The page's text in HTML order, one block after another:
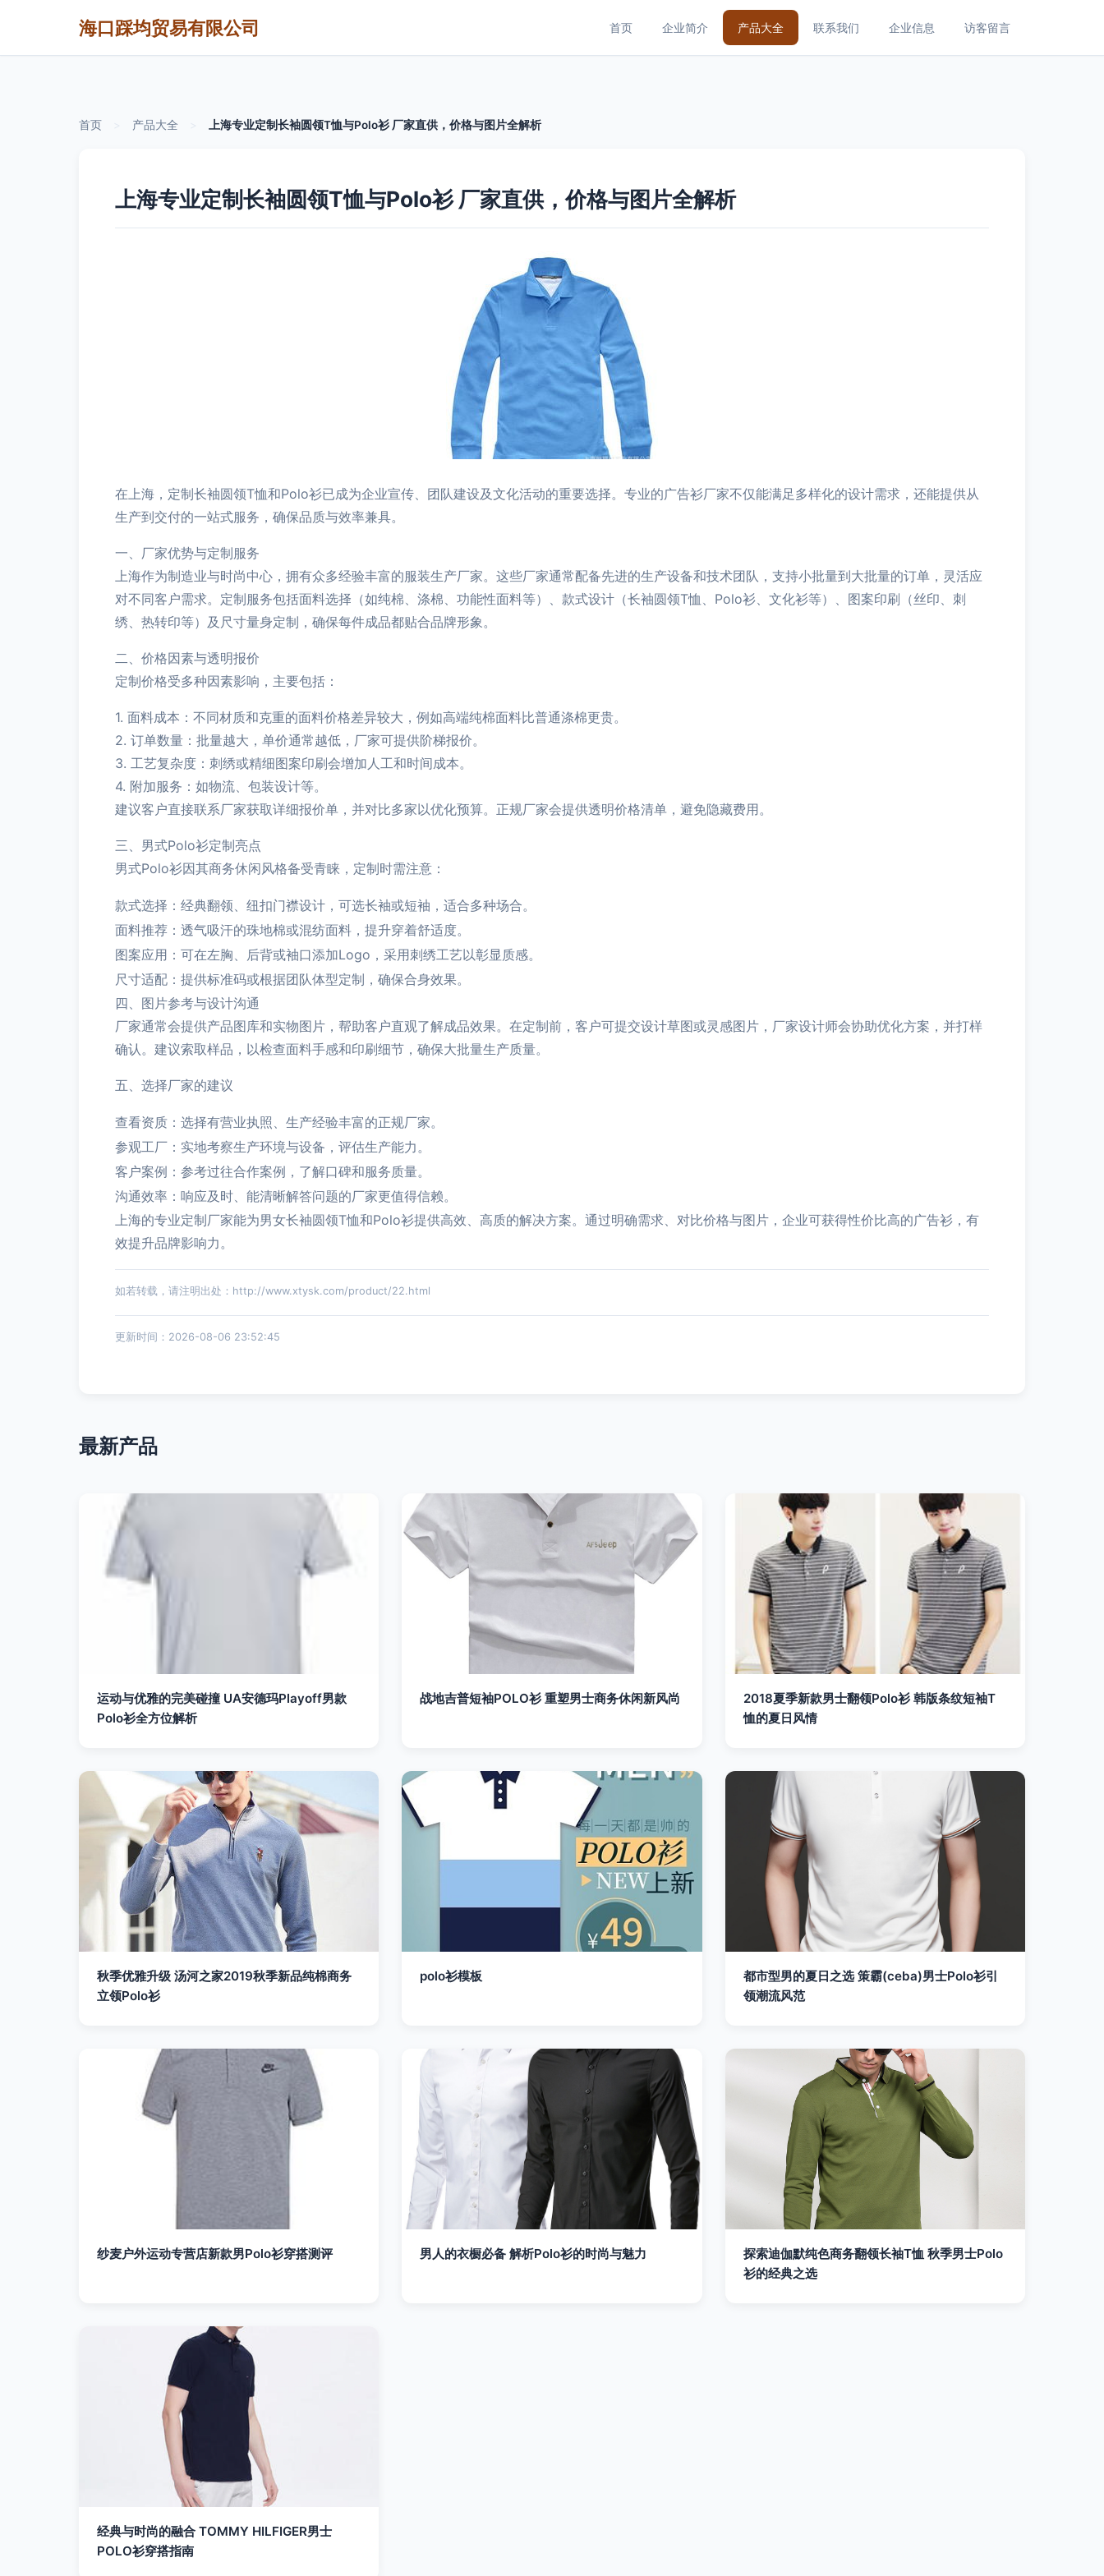
海口踩均贸易有限公司 首页 企业简介 产品大全 联系我们 企业信息 访客留言
首页 产品大全 上海专业定制长袖圆领T恤与Polo衫 厂家直供，价格与图片全解析
上海专业定制长袖圆领T恤与Polo衫 厂家直供，价格与图片全解析
在上海，定制长袖圆领T恤和Polo衫已成为企业宣传、团队建设及文化活动的重要选择。专业的广告衫厂家不仅能满足多样化的设计需求，还能提供从
生产到交付的一站式服务，确保品质与效率兼具。
一、厂家优势与定制服务
上海作为制造业与时尚中心，拥有众多经验丰富的服装生产厂家。这些厂家通常配备先进的生产设备和技术团队，支持小批量到大批量的订单，灵活应
对不同客户需求。定制服务包括面料选择（如纯棉、涤棉、功能性面料等）、款式设计（长袖圆领T恤、Polo衫、文化衫等）、图案印刷（丝印、刺
绣、热转印等）及尺寸量身定制，确保每件成品都贴合品牌形象。
二、价格因素与透明报价
定制价格受多种因素影响，主要包括：
1. 面料成本：不同材质和克重的面料价格差异较大，例如高端纯棉面料比普通涤棉更贵。
2. 订单数量：批量越大，单价通常越低，厂家可提供阶梯报价。
3. 工艺复杂度：刺绣或精细图案印刷会增加人工和时间成本。
4. 附加服务：如物流、包装设计等。
建议客户直接联系厂家获取详细报价单，并对比多家以优化预算。正规厂家会提供透明价格清单，避免隐藏费用。
三、男式Polo衫定制亮点
男式Polo衫因其商务休闲风格备受青睐，定制时需注意：
款式选择：经典翻领、纽扣门襟设计，可选长袖或短袖，适合多种场合。
面料推荐：透气吸汗的珠地棉或混纺面料，提升穿着舒适度。
图案应用：可在左胸、后背或袖口添加Logo，采用刺绣工艺以彰显质感。
尺寸适配：提供标准码或根据团队体型定制，确保合身效果。
四、图片参考与设计沟通
厂家通常会提供产品图库和实物图片，帮助客户直观了解成品效果。在定制前，客户可提交设计草图或灵感图片，厂家设计师会协助优化方案，并打样
确认。建议索取样品，以检查面料手感和印刷细节，确保大批量生产质量。
五、选择厂家的建议
查看资质：选择有营业执照、生产经验丰富的正规厂家。
参观工厂：实地考察生产环境与设备，评估生产能力。
客户案例：参考过往合作案例，了解口碑和服务质量。
沟通效率：响应及时、能清晰解答问题的厂家更值得信赖。
上海的专业定制厂家能为男女长袖圆领T恤和Polo衫提供高效、高质的解决方案。通过明确需求、对比价格与图片，企业可获得性价比高的广告衫，有
效提升品牌影响力。
如若转载，请注明出处：http://www.xtysk.com/product/22.html
更新时间：2026-08-06 23:52:45
最新产品
运动与优雅的完美碰撞 UA安德玛Playoff男款
Polo衫全方位解析
战地吉普短袖POLO衫 重塑男士商务休闲新风尚
2018夏季新款男士翻领Polo衫 韩版条纹短袖T
恤的夏日风情
秋季优雅升级 汤河之家2019秋季新品纯棉商务
立领Polo衫
polo衫模板
都市型男的夏日之选 策霸(ceba)男士Polo衫引
领潮流风范
纱麦户外运动专营店新款男Polo衫穿搭测评 男人的衣橱必备 解析Polo衫的时尚与魅力
探索迪伽默纯色商务翻领长袖T恤 秋季男士Polo
衫的经典之选
经典与时尚的融合 TOMMY HILFIGER男士
POLO衫穿搭指南